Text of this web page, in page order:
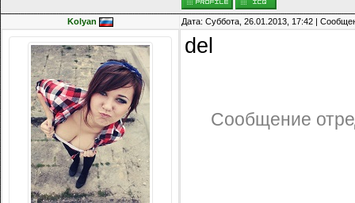
Kolyan Дата: Суббота, 26.01.2013, 17:42 |
Сообщений: 8074
del
Сообщение